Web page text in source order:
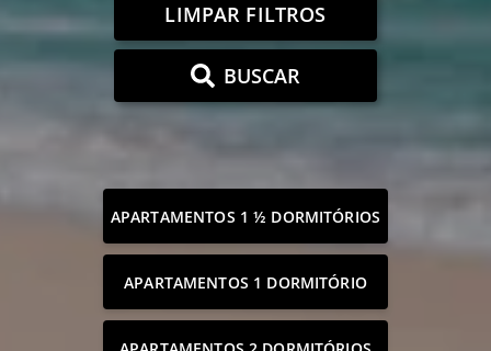
LIMPAR FILTROS
BUSCAR
APARTAMENTOS 1 ½ DORMITÓRIOS
APARTAMENTOS 1 DORMITÓRIO